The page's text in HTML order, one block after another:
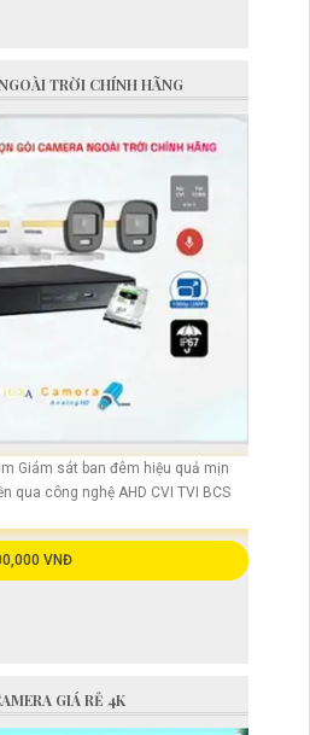
TRỜI CHÍNH HÃNG
Giám sát ban đêm hiệu quả mịn
qua công nghệ AHD CVI TVI BCS
VNĐ
GIÁ RẺ 4K